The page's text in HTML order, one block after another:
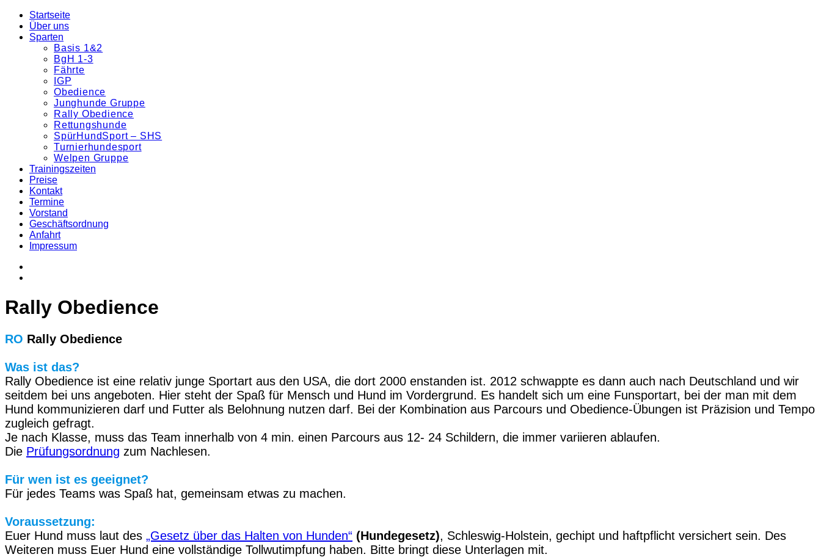
Zum
Inhalt
springen
Startseite
Über uns
Sparten
Basis 1&2
BgH 1-3
Fährte
IGP
Obedience
Junghunde Gruppe
Rally Obedience
Rettungshunde
SpürHundSport – SHS
Turnierhundesport
Welpen Gruppe
Trainingszeiten
Preise
Kontakt
Termine
Vorstand
Geschäftsordnung
Anfahrt
Impressum
Rally Obedience
RO Rally Obedience
Was ist das?
Rally Obedience ist eine relativ junge Sportart aus den USA, die dort 2000 enstanden ist. 2012 schwappte es dann auch nach Deutschland und wir
seitdem bei uns angeboten. Hier steht der Spaß für Mensch und Hund im Vordergrund. Es handelt sich um eine Funsportart, bei der man mit dem
Hund kommunizieren darf und Futter als Belohnung nutzen darf. Bei der Kombination aus Parcours und Obedience-Übungen ist Präzision und Tempo
zugleich gefragt.
Je nach Klasse, muss das Team innerhalb von 4 min. einen Parcours aus 12- 24 Schildern, die immer variieren ablaufen.
Die Prüfungsordnung zum Nachlesen.
Für wen ist es geeignet?
Für jedes Teams was Spaß hat, gemeinsam etwas zu machen.
Voraussetzung:
Euer Hund muss laut des „Gesetz über das Halten von Hunden“ (Hundegesetz), Schleswig-Holstein, gechipt und haftpflicht versichert sein. Des
Weiteren muss Euer Hund eine vollständige Tollwutimpfung haben. Bitte bringt diese Unterlagen mit.